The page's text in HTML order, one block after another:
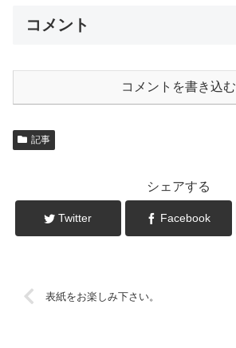
コメント
コメントを書き込む
記事
シェアする
Twitter Facebook
表紙をお楽しみ下さい。